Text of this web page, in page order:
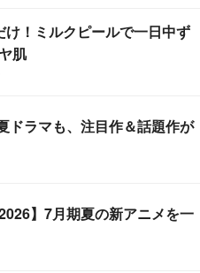
け！ミルクピールで一日中ず
肌
ドラマも、注目作＆話題作が
】7月期夏の新アニメを一